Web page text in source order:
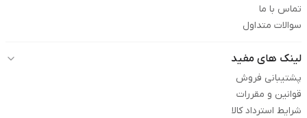
تماس با ما
سوالات متداول
لینک های مفید
پشتیبانی فروش
قوانین و مقررات
شرایط استرداد کالا